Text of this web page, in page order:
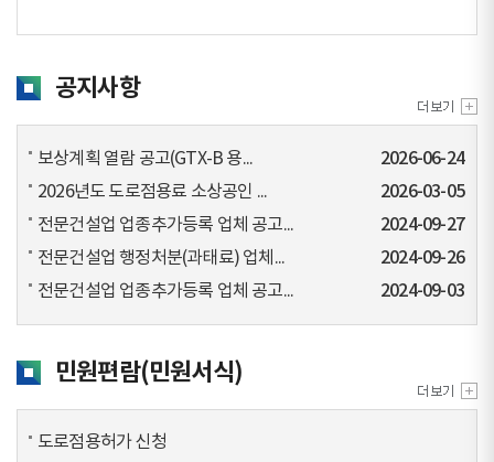
공지사항
보상계획 열람 공고(GTX-B 용...
2026-06-24
2026년도 도로점용료 소상공인 ...
2026-03-05
전문건설업 업종추가등록 업체 공고...
2024-09-27
전문건설업 행정처분(과태료) 업체...
2024-09-26
전문건설업 업종추가등록 업체 공고...
2024-09-03
민원편람(민원서식)
도로점용허가 신청